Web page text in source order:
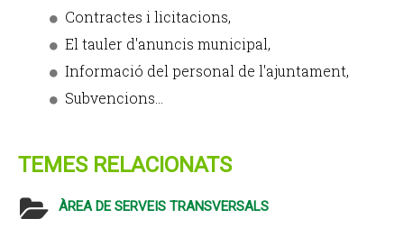
Contractes i licitacions,
El tauler d'anuncis municipal,
Informació del personal de l'ajuntament,
Subvencions...
TEMES RELACIONATS
ÀREA DE SERVEIS TRANSVERSALS